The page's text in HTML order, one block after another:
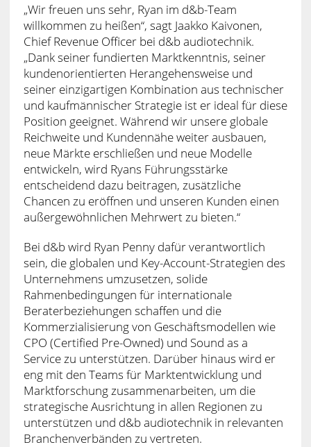
„Wir freuen uns sehr, Ryan im d&b-Team
willkommen zu heißen“, sagt Jaakko Kaivonen,
Chief Revenue Officer bei d&b audiotechnik.
„Dank seiner fundierten Marktkenntnis, seiner
kundenorientierten Herangehensweise und
seiner einzigartigen Kombination aus technischer
und kaufmännischer Strategie ist er ideal für diese
Position geeignet. Während wir unsere globale
Reichweite und Kundennähe weiter ausbauen,
neue Märkte erschließen und neue Modelle
entwickeln, wird Ryans Führungsstärke
entscheidend dazu beitragen, zusätzliche
Chancen zu eröffnen und unseren Kunden einen
außergewöhnlichen Mehrwert zu bieten.“
Bei d&b wird Ryan Penny dafür verantwortlich
sein, die globalen und Key-Account-Strategien des
Unternehmens umzusetzen, solide
Rahmenbedingungen für internationale
Beraterbeziehungen schaffen und die
Kommerzialisierung von Geschäftsmodellen wie
CPO (Certified Pre-Owned) und Sound as a
Service zu unterstützen. Darüber hinaus wird er
eng mit den Teams für Marktentwicklung und
Marktforschung zusammenarbeiten, um die
strategische Ausrichtung in allen Regionen zu
unterstützen und d&b audiotechnik in relevanten
Branchenverbänden zu vertreten.